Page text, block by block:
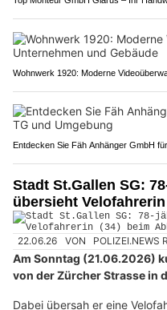
Wohnwerk 1920: Moderne
Entdecken Sie Fäh Anhänger GmbH
Stadt St.Gallen SG:
übersieht
22.06.26 VON POLIZEI.NEWS
Am Sonntag (21.06.2026)
von der Zürcher Strasse in
Dabei übersah er eine